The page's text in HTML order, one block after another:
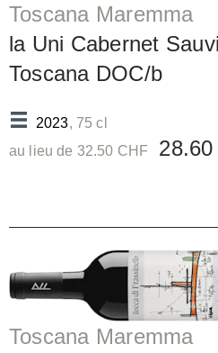
Toscana Maremma
la Uni Cabernet
Toscana DOC/b
2023, 75 cl
au lieu de 32.50 CHF
Toscana Maremma